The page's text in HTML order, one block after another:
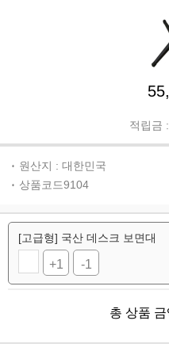
적립금 :
원산지 : 대한민국
상품코드9104
[고급형] 국산 데스크 보면대
+1 -1
총 상품 금